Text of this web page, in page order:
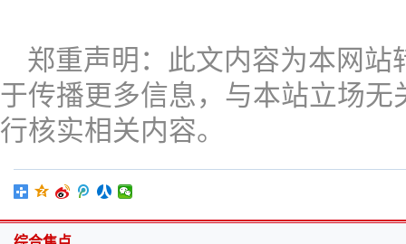
郑重声明：此文内容为本网
于传播更多信息，与本站立场
行核实相关内容。